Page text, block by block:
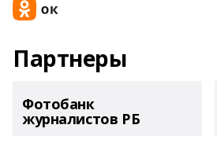
Партнеры
Фотобанк
журналистов РБ